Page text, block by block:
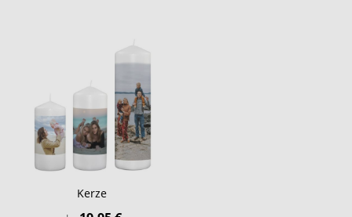
Kerze